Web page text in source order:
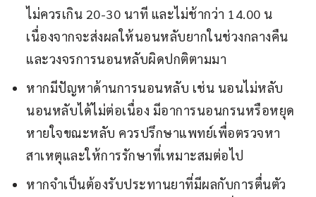
ไม่ควรเกิน 20-30 นาที และไม่ช้ากว่า 14.00 น
เนื่องจากจะส่งผลให้นอนหลับยากในช่วงกลางคืน
และวงจรการนอนหลับผิดปกติตามมา
หากมีปัญหาด้านการนอนหลับ เช่น นอนไม่หลับ
นอนหลับได้ไม่ต่อเนื่อง มีอาการนอนกรนหรือหยุด
หายใจขณะหลับ ควรปรึกษาแพทย์เพื่อตรวจหา
สาเหตุและให้การรักษาที่เหมาะสมต่อไป
หากจำเป็นต้องรับประทานยาที่มีผลกับการตื่นตัว